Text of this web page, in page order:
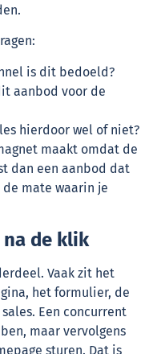
is dit bedoeld?
aanbod voor de
hierdoor wel of niet?
maakt omdat de
dan een aanbod dat
mate waarin je
de klik
Vaak zit het
het formulier, de
Een concurrent
maar vervolgens
sturen. Dat is